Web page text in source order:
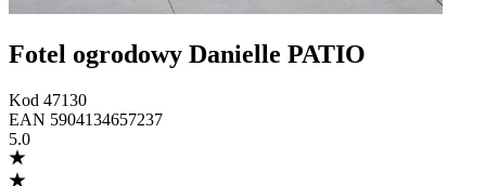
Fotel ogrodowy Danielle PATIO
Kod 47130
EAN 5904134657237
5.0